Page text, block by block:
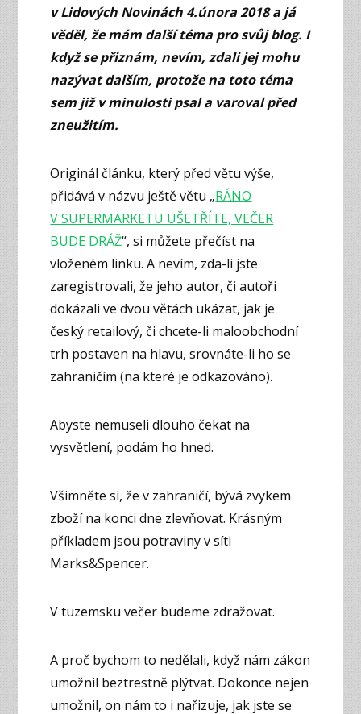
v Lidových Novinách 4.února 2018 a já
věděl, že mám další téma pro svůj blog. I
když se přiznám, nevím, zdali jej mohu
nazývat dalším, protože na toto téma
sem již v minulosti psal a varoval před
zneužitím.
Originál článku, který před větu výše,
přidává v názvu ještě větu „RÁNO
V SUPERMARKETU UŠETŘÍTE, VEČER
BUDE DRÁŽ“, si můžete přečíst na
vloženém linku. A nevím, zda-li jste
zaregistrovali, že jeho autor, či autoři
dokázali ve dvou větách ukázat, jak je
český retailový, či chcete-li maloobchodní
trh postaven na hlavu, srovnáte-li ho se
zahraničím (na které je odkazováno).
Abyste nemuseli dlouho čekat na
vysvětlení, podám ho hned.
Všimněte si, že v zahraničí, bývá zvykem
zboží na konci dne zlevňovat. Krásným
příkladem jsou potraviny v síti
Marks&Spencer.
V tuzemsku večer budeme zdražovat.
A proč bychom to nedělali, když nám zákon
umožnil beztrestně plýtvat. Dokonce nejen
umožnil, on nám to i nařizuje, jak jste se